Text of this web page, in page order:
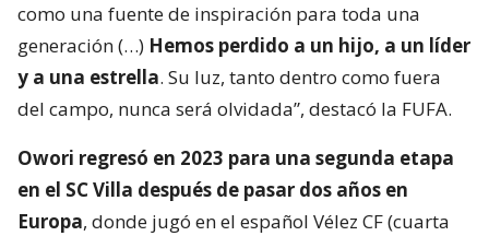
como una fuente de inspiración para toda una
generación (…) Hemos perdido a un hijo, a un líder
y a una estrella. Su luz, tanto dentro como fuera
del campo, nunca será olvidada”, destacó la FUFA.
Owori regresó en 2023 para una segunda etapa
en el SC Villa después de pasar dos años en
Europa, donde jugó en el español Vélez CF (cuarta